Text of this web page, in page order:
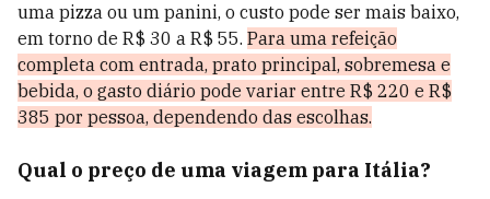
uma pizza ou um panini, o custo pode ser mais baixo,
em torno de R$ 30 a R$ 55. Para uma refeição
completa com entrada, prato principal, sobremesa e
bebida, o gasto diário pode variar entre R$ 220 e R$
385 por pessoa, dependendo das escolhas.
Qual o preço de uma viagem para Itália?